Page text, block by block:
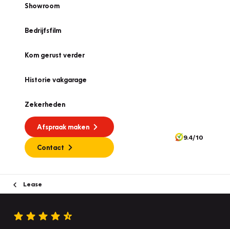
Showroom
Bedrijfsfilm
Kom gerust verder
Historie vakgarage
Zekerheden
Afspraak maken
Contact
9.4/10
Lease